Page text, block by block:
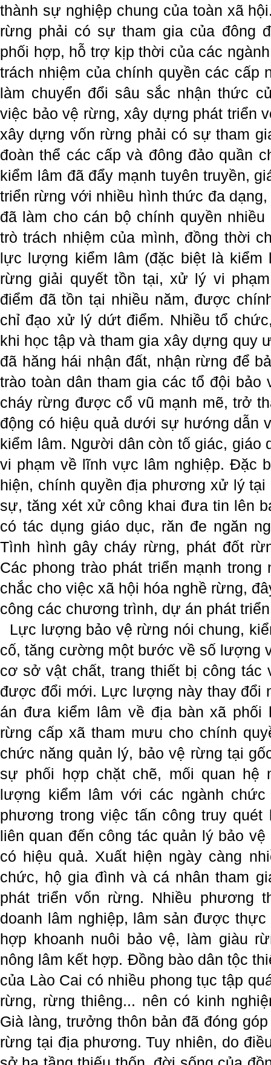
thành sự nghiệp chung của toàn xã
rừng phải có sự tham gia của đông
phối hợp, hỗ trợ kịp thời của các
trách nhiệm của chính quyền các cấp
làm chuyển đổi sâu sắc nhận thức
việc bảo vệ rừng, xây dựng phát triển
xây dựng vốn rừng phải có sự tham
đoàn thể các cấp và đông đảo quần
kiểm lâm đã đẩy mạnh tuyên truyền,
triển rừng với nhiều hình thức đa
đã làm cho cán bộ chính quyền
trò trách nhiệm của mình, đồng thời
lực lượng kiểm lâm (đặc biệt là kiểm
rừng giải quyết tồn tại, xử lý vi
điểm đã tồn tại nhiều năm, được
chỉ đạo xử lý dứt điểm. Nhiều tổ
khi học tập và tham gia xây dựng quy
đã hăng hái nhận đất, nhận rừng để
trào toàn dân tham gia các tổ đội bảo
cháy rừng được cổ vũ mạnh mẽ, trở
động có hiệu quả dưới sự hướng dẫn
kiểm lâm. Người dân còn tố giác, giáo
vi phạm về lĩnh vực lâm nghiệp. Đặc
hiện, chính quyền địa phương xử lý
sự, tăng xét xử công khai đưa tin lên
có tác dụng giáo dục, răn đe ngăn
Tình hình gây cháy rừng, phát đốt
Các phong trào phát triển mạnh
chắc cho việc xã hội hóa nghề rừng,
công các chương trình, dự án phát
Lực lượng bảo vệ rừng nói chung,
cố, tăng cường một bước về số lượng
cơ sở vật chất, trang thiết bị công tác
được đổi mới. Lực lượng này thay đổi
án đưa kiểm lâm về địa bàn xã
rừng cấp xã tham mưu cho chính
chức năng quản lý, bảo vệ rừng tại
sự phối hợp chặt chẽ, mối quan hệ
lượng kiểm lâm với các ngành
phương trong việc tấn công truy
liên quan đến công tác quản lý bảo
có hiệu quả. Xuất hiện ngày càng
chức, hộ gia đình và cá nhân tham
phát triển vốn rừng. Nhiều phương
doanh lâm nghiệp, lâm sản được
hợp khoanh nuôi bảo vệ, làm giàu
nông lâm kết hợp. Đồng bào dân tộc
của Lào Cai có nhiều phong tục tập
rừng, rừng thiêng... nên có kinh
Già làng, trưởng thôn bản đã đóng
rừng tại địa phương. Tuy nhiên, do